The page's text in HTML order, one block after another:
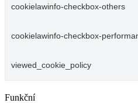
cookielawinfo-checkbox-others
cookielawinfo-checkbox-
viewed_cookie_policy
Funkční